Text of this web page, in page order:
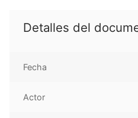
Detalles del
Fecha
Actor